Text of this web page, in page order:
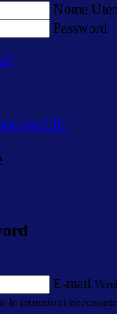
Nome
Password
con CIE
E-mail
istruzioni